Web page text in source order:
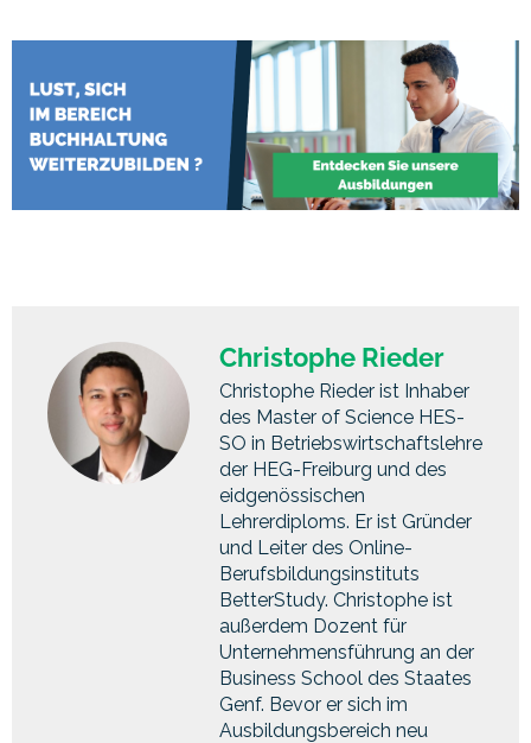
Christophe Rieder
Christophe Rieder ist Inhaber
des Master of Science HES-
SO in Betriebswirtschaftslehre
der HEG-Freiburg und des
eidgenössischen
Lehrerdiploms. Er ist Gründer
und Leiter des Online-
Berufsbildungsinstituts
BetterStudy. Christophe ist
außerdem Dozent für
Unternehmensführung an der
Business School des Staates
Genf. Bevor er sich im
Ausbildungsbereich neu